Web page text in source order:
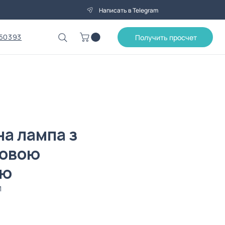
Написать в Telegram
Получить просчет
лампа з